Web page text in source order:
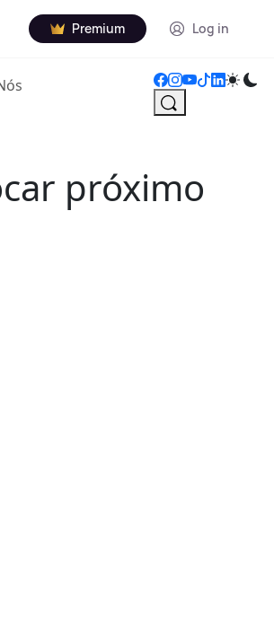
Premium Log in
próximo